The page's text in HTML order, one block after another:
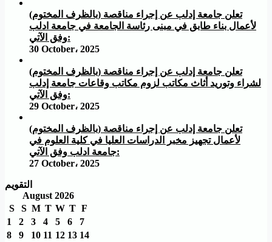
تعلن جامعة إدلب عن إجراء مناقصة (بالظرف المختوم)
لأعمال بناء طابق في مبنى رئاسة الجامعة في جامعة ادلب
وفق الآتي:
30 October، 2025
تعلن جامعة إدلب عن إجراء مناقصة (بالظرف المختوم)
لشراء وتوريد أثاث مكاتب لزوم مكاتب وقاعات جامعة إدلب
وفق الآتي:
29 October، 2025
تعلن جامعة إدلب عن إجراء مناقصة (بالظرف المختوم)
لأعمال تجهيز مخبر الدراسات العليا في كلية العلوم في
جامعة ادلب وفق الآتي:
27 October، 2025
التقويم
August 2026
S
S M T W T F
1
2 3 4 5 6
7
8
9 10 11 12 13 14